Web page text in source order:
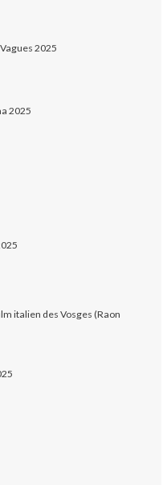
2025
2025
italien des Vosges (Raon